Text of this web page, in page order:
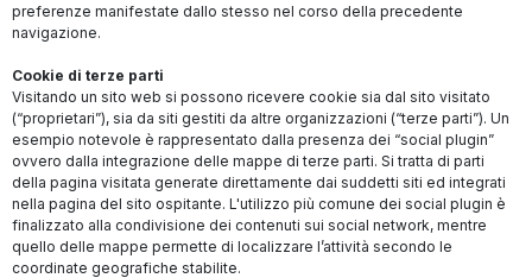
preferenze manifestate dallo stesso nel corso della precedente
navigazione.
Cookie di terze parti
Visitando un sito web si possono ricevere cookie sia dal sito visitato
(“proprietari”), sia da siti gestiti da altre organizzazioni (“terze parti”). Un
esempio notevole è rappresentato dalla presenza dei “social plugin”
ovvero dalla integrazione delle mappe di terze parti. Si tratta di parti
della pagina visitata generate direttamente dai suddetti siti ed integrati
nella pagina del sito ospitante. L'utilizzo più comune dei social plugin è
finalizzato alla condivisione dei contenuti sui social network, mentre
quello delle mappe permette di localizzare l’attività secondo le
coordinate geografiche stabilite.